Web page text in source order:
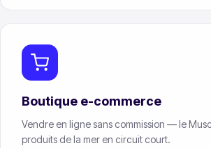
Boutique e-commerce
Vendre en ligne sans commission — le
produits de la mer en circuit court.